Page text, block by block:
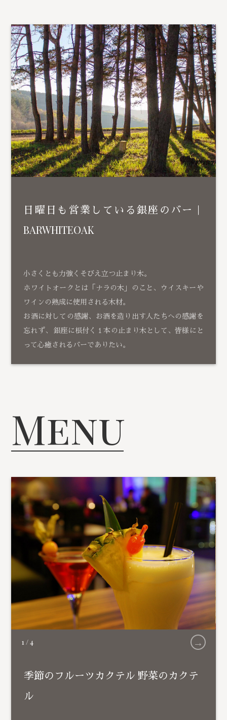
日曜日も営業している銀座のバー｜
BARWHITEOAK
小さくとも力強くそびえ立つ止まり木。
ホワイトオークとは「ナラの木」のこと、ウイスキーや
ワインの熟成に使用される木材。
お酒に対しての感謝、お酒を造り出す人たちへの感謝を
忘れず、 銀座に根付く１本の止まり木として、皆様にと
って心癒されるバーでありたい。
Menu
1 /4 →
季節のフルーツカクテル 野菜のカクテ
ル